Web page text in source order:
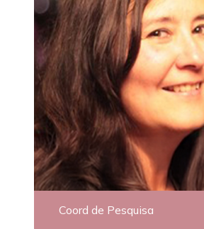
Coord de Pesquisa